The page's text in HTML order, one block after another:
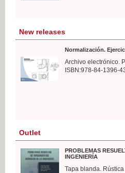
New releases
Normalización.
Archivo electrónico.
ISBN:978-84-1396-
Outlet
PROBLEMAS
INGENIERÍA
Tapa blanda. Rústica